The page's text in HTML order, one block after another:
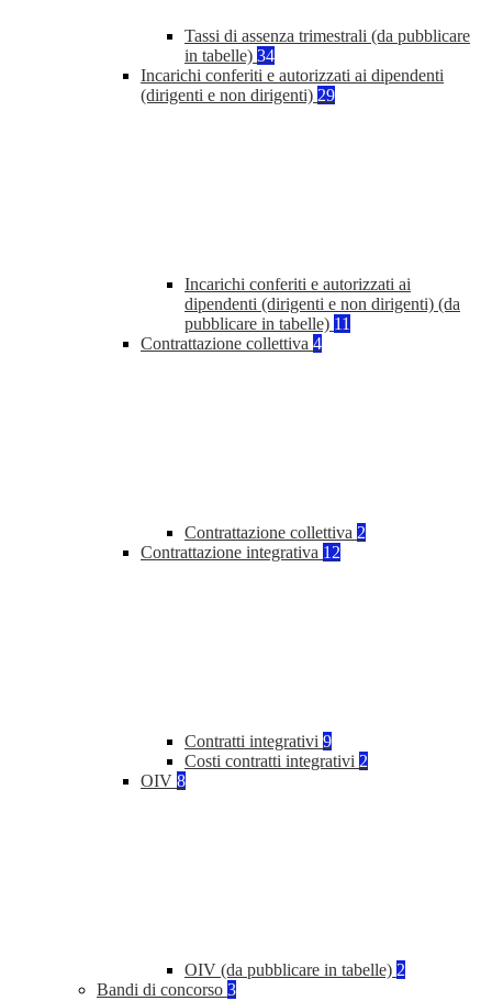
Tassi di assenza trimestrali (da pubblicare
in tabelle) 34
Incarichi conferiti e autorizzati ai dipendenti
(dirigenti e non dirigenti) 29
Incarichi conferiti e autorizzati ai
dipendenti (dirigenti e non dirigenti) (da
pubblicare in tabelle) 11
Contrattazione collettiva 4
Contrattazione collettiva 2
Contrattazione integrativa 12
Contratti integrativi 9
Costi contratti integrativi 2
OIV 8
OIV (da pubblicare in tabelle) 2
Bandi di concorso 3